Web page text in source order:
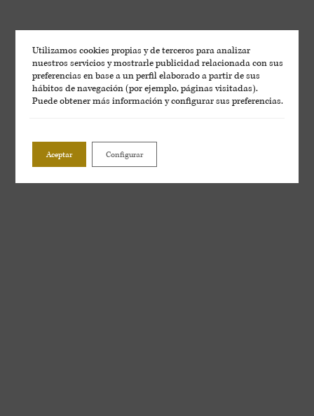
Utilizamos cookies propias y de terceros para analizar
nuestros servicios y mostrarle publicidad relacionada con sus
preferencias en base a un perfil elaborado a partir de sus
hábitos de navegación (por ejemplo, páginas visitadas).
Puede obtener más información y configurar sus preferencias.
Aceptar Configurar